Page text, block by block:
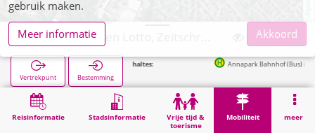
dl-de/by-2-0
Reisinformatie Stadsinformatie
Vrije tijd &
toerisme
Mobiliteit meer
Vertrekpunt Bestemming
Volgende haltes: Annapark Bahnhof (Bus) in 106m
Mobiliteit Verkoop van tickets Alsdorf, Niessen Lotto, Zeitschriften
gebruik maken.
Meer informatie
Akkoord